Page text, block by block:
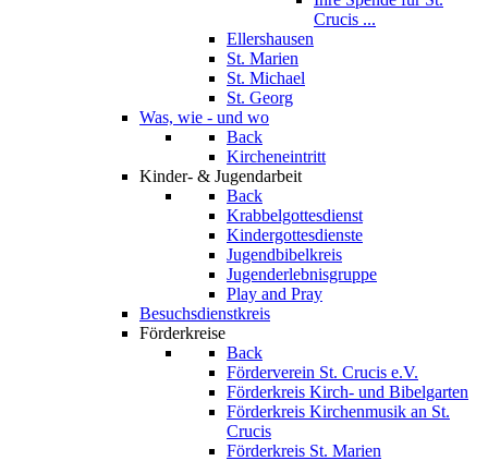
Crucis ...
Ellershausen
St. Marien
St. Michael
St. Georg
Was, wie - und wo
Back
Kircheneintritt
Kinder- & Jugendarbeit
Back
Krabbelgottesdienst
Kindergottesdienste
Jugendbibelkreis
Jugenderlebnisgruppe
Play and Pray
Besuchsdienstkreis
Förderkreise
Back
Förderverein St. Crucis e.V.
Förderkreis Kirch- und Bibelgarten
Förderkreis Kirchenmusik an St.
Crucis
Förderkreis St. Marien